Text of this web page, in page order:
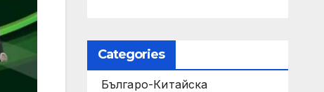
Categories
Българо-Китайска